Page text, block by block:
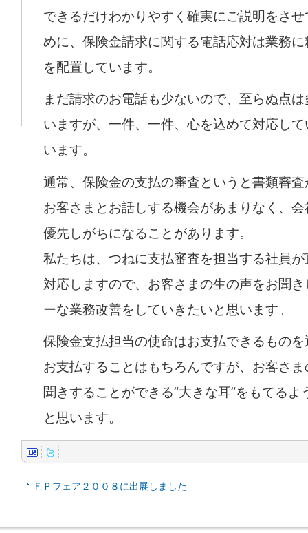
できるだけわかりやすく確実にご説明をさ
めに、保険金請求に関する電話応対は業務
を配置しています。
まだ請求のお電話も少ないので、至らぬ点
いますが、一件、一件、心を込めて対応し
います。
通常、保険金の支払の審査というと書類審
お客さまとお話しする機会があまりなく、
優先しがちになることがあります。
私たちは、つねに支払審査を担当する社員
対応しますので、お客さまの生の声をお聞
ーな業務改善をしていきたいと思います。
保険金支払担当の使命はお支払できるもの
お支払することはもちろんですが、お客さ
聞きすることができる”大きな耳”をもてるよ
と思います。
ＦＰフェア２００８に出展しました